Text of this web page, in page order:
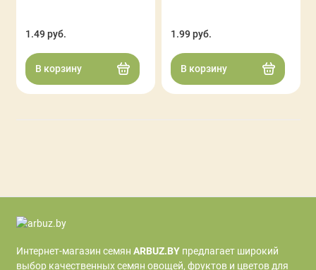
1.49 руб.
В корзину
1.99 руб.
В корзину
Интернет‑магазин семян ARBUZ.BYпредлагает широкий
выбор качественных семян овощей, фруктов и цветов для